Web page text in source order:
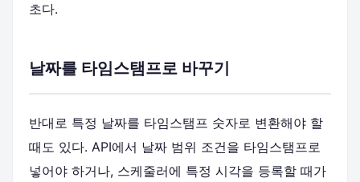
초다.
날짜를 타임스탬프로 바꾸기
반대로 특정 날짜를 타임스탬프 숫자로 변환해야 할
때도 있다. API에서 날짜 범위 조건을 타임스탬프로
넣어야 하거나, 스케줄러에 특정 시각을 등록할 때가